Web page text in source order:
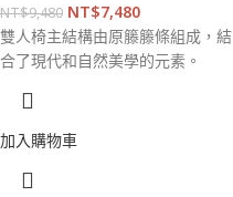
NT$9,480 NT$7,480
雙人椅主結構由原籐籐條組成，結
合了現代和自然美學的元素。
加入購物車